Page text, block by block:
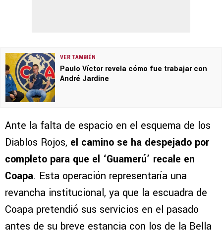
VER TAMBIÉN
Paulo Víctor revela cómo fue trabajar con
André Jardine
Ante la falta de espacio en el esquema de los
Diablos Rojos, el camino se ha despejado por
completo para que el ‘Guamerú’ recale en
Coapa. Esta operación representaría una
revancha institucional, ya que la escuadra de
Coapa pretendió sus servicios en el pasado
antes de su breve estancia con los de la Bella